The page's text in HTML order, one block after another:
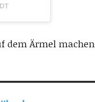
dem Ärmel machen